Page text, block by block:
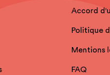
Accord
Politique
Mentions
FAQ